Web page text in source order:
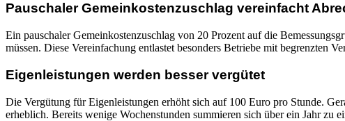
Pauschaler Gemeinkostenzuschlag vereinfacht
Ein pauschaler Gemeinkostenzuschlag von 20 Prozent auf die
müssen. Diese Vereinfachung entlastet besonders Betriebe mit begrenzten
Eigenleistungen werden besser vergütet
Die Vergütung für Eigenleistungen erhöht sich auf 100 Euro pro Stunde.
erheblich. Bereits wenige Wochenstunden summieren sich über ein Jahr zu